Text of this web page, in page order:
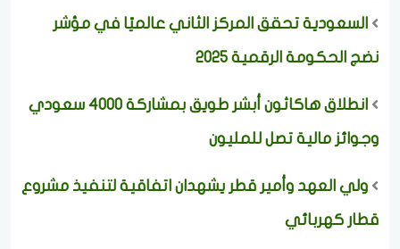
السعودية تحقق المركز الثاني عالميًا في مؤشر
نضج الحكومة الرقمية 2025
انطلاق هاكاثون أبشر طويق بمشاركة 4000 سعودي
وجوائز مالية تصل للمليون
ولي العهد وأمير قطر يشهدان اتفاقية لتنفيذ مشروع
قطار كهربائي